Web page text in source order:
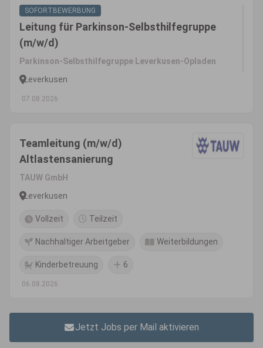
SOFORTBEWERBUNG
Leitung für Parkinson-Selbsthilfegruppe
(m/w/d)
Parkinson-Selbsthilfegruppe Leverkusen-Opladen
Leverkusen
07.08.2026
Teamleitung (m/w/d)
Altlastensanierung
TAUW GmbH
Leverkusen
Vollzeit Teilzeit
Nachhaltiger Arbeitgeber Weiterbildungen
Kinderbetreuung 6
06.08.2026
Jetzt Jobs per Mail aktivieren